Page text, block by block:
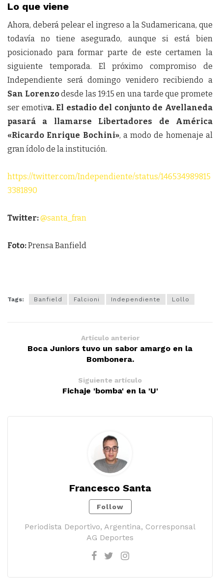
Lo que viene
Ahora, deberá pelear el ingreso a la Sudamericana, que
todavía no tiene asegurado, aunque si está bien
posicionado para formar parte de este certamen la
siguiente temporada. El próximo compromiso de
Independiente será domingo venidero recibiendo a
San Lorenzodesde las 19:15 en una tarde que promete
ser emotiva. El estadio del conjunto de Avellaneda
pasará a llamarse Libertadores de América
«Ricardo Enrique Bochini», a modo de homenaje al
gran ídolo de la institución.
https://twitter.com/Independiente/status/146534989815
3381890
Twitter:@santa_fran
Foto:Prensa Banfield
Tags: Banfield Falcioni Independiente Lollo
Artículo anterior
Boca Juniors tuvo un sabor amargo en la
Bombonera.
Siguiente artículo
Fichaje 'bomba' en la 'U'
Francesco Santa
Follow
Periodista Deportivo, Argentina, Corresponsal
AG Deportes